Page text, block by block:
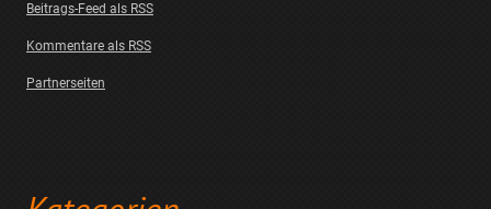
Beitrags-Feed als RSS
Kommentare als RSS
Partnerseiten